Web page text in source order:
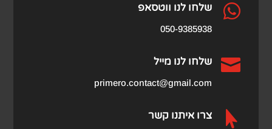
 שלחו לנו ווטסאפ
050-9385938
 שלחו לנו מייל
primero.contact@gmail.com
 צרו איתנו קשר